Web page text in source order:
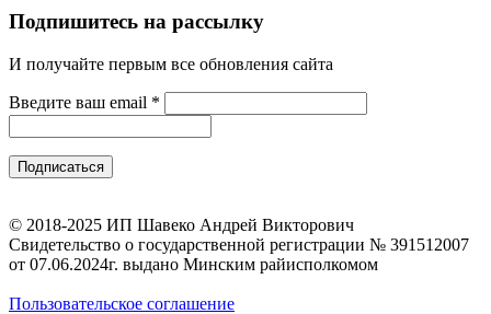
Подпишитесь на рассылку
И получайте первым все обновления сайта
Введите ваш email *
© 2018-2025 ИП Шавеко Андрей Викторович
Свидетельство о государственной регистрации № 391512007
от 07.06.2024г. выдано Минским райисполкомом
Пользовательское соглашение